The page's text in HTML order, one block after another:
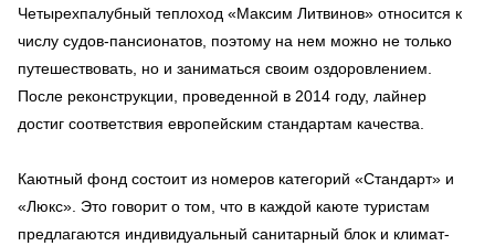
Четырехпалубный теплоход «Максим Литвинов» относится к
числу судов-пансионатов, поэтому на нем можно не только
путешествовать, но и заниматься своим оздоровлением.
После реконструкции, проведенной в 2014 году, лайнер
достиг соответствия европейским стандартам качества.
Каютный фонд состоит из номеров категорий «Стандарт» и
«Люкс». Это говорит о том, что в каждой каюте туристам
предлагаются индивидуальный санитарный блок и климат-